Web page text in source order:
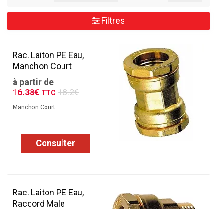
Filtres
Rac. Laiton PE Eau,
Manchon Court
à partir de
16.38€ TTC 18.2€
Manchon Court.
Consulter
Rac. Laiton PE Eau,
Raccord Male